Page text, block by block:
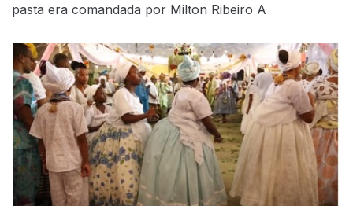
pasta era comandada por Milton Ribeiro A